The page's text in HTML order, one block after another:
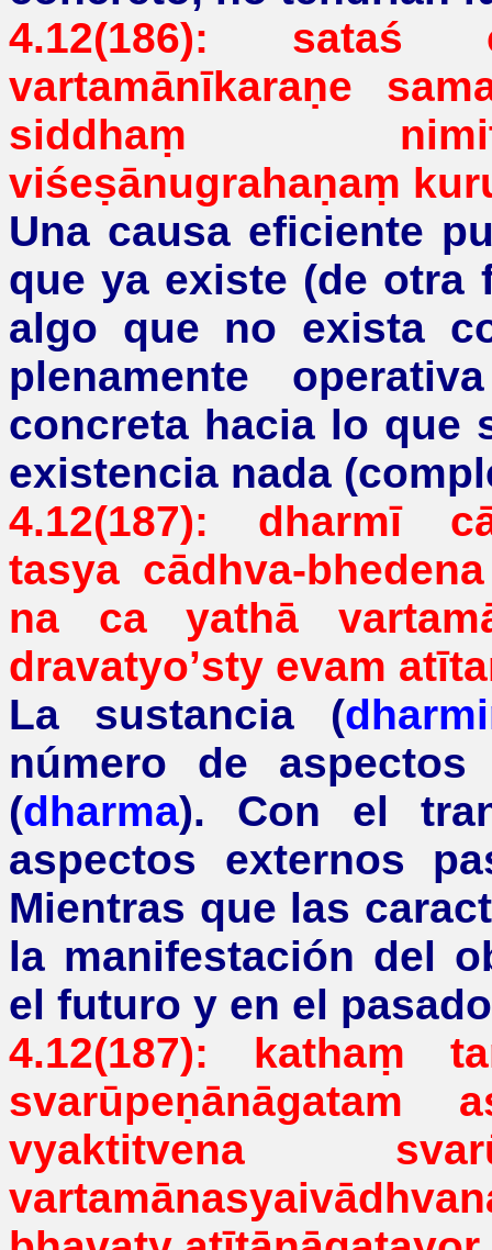
4.12(186): sataś
vartamānīkaraṇe
siddhaṃ
viśeṣānugrahaṇaṃ
Una causa eficiente
que ya existe (de otra
algo que no exista
plenamente
concreta hacia lo que
existencia nada
4.12(187): dharmī
tasya cādhva-bhedena
na ca yathā
dravatyo’sty evam
La sustancia (
número de
(dharma). Con el
aspectos externos
Mientras que las
la manifestación del
el futuro y en el
4.12(187): kathaṃ
svarūpeṇānāgatam
vyaktitvena